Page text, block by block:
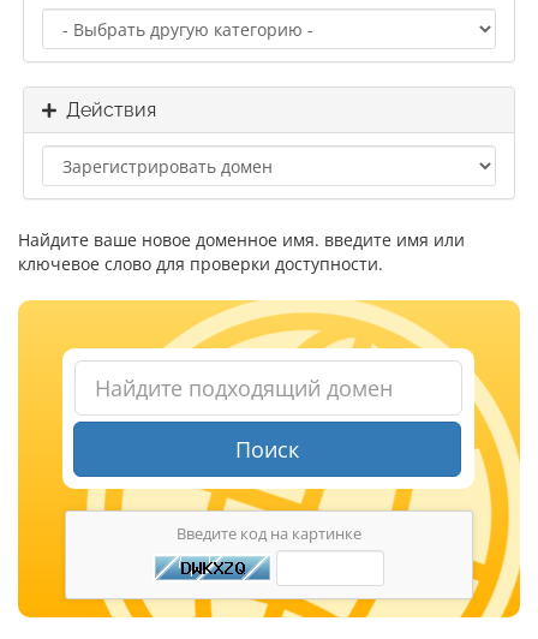
Действия
Найдите ваше новое доменное имя. введите имя или
ключевое слово для проверки доступности.
Поиск
Введите код на картинке